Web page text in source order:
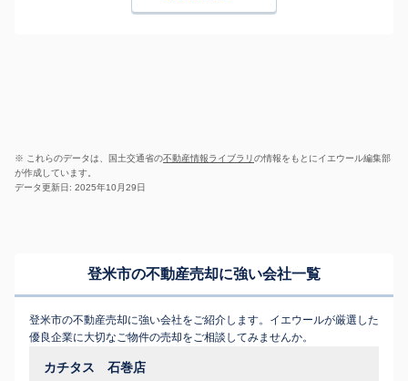
※ これらのデータは、国土交通省の不動産情報ライブラリの情報をもとにイエウール編集部
が作成しています。
データ更新日: 2025年10月29日
登米市の不動産売却に強い会社一覧
登米市の不動産売却に強い会社をご紹介します。イエウールが厳選した
優良企業に大切なご物件の売却をご相談してみませんか。
カチタス 石巻店